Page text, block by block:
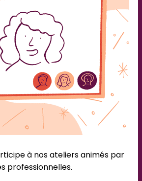
n’est pas
2024
nous pas à l’aise pour
du deuil ? D’accord, ça peut
souvenirs, ça peut aussi faire
après la mort” fait peur.
avons hésité à mentionner
pour éviter ce “blanc” dans la
à nos ateliers animés par
professionnelles.